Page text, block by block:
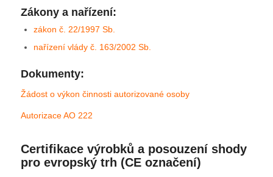
Zákony a nařízení:
zákon č. 22/1997 Sb.
nařízení vlády č. 163/2002 Sb.
Dokumenty:
Žádost o výkon činnosti autorizované osoby
Autorizace AO 222
Certifikace výrobků a posouzení shody
pro evropský trh (CE označení)